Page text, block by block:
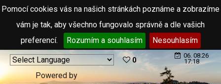
Pomocí cookies vás na našich stránkách poznáme a zobrazíme
vám je tak, aby všechno fungovalo správně a dle vašich
preferencí.
Rozumím a souhlasím Nesouhlasím
Powered by
0
06. 08.26
17:18